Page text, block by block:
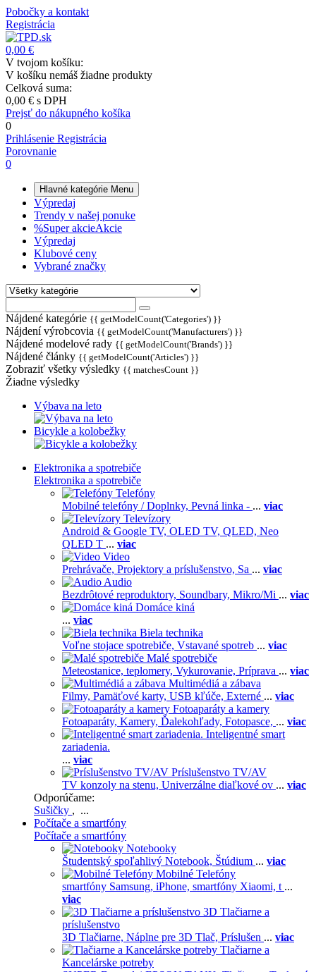
Pobočky a kontakt
Registrácia
0,00 €
V tvojom košíku:
V košíku nemáš žiadne produkty
Celková suma:
0,00 € s DPH
Prejsť do nákupného košíka
0
Prihlásenie Registrácia
Porovnanie
0
Hlavné kategórie Menu
Výpredaj
Trendy v našej ponuke
%Super akcieAkcie
Výpredaj
Klubové ceny
Vybrané značky
Nájdené kategórie {{ getModelCount('Categories') }}
Nájdení výrobcovia {{ getModelCount('Manufacturers') }}
Nájdené modelové rady {{ getModelCount('Brands') }}
Nájdené články {{ getModelCount('Articles') }}
Zobraziť všetky výsledky {{ matchesCount }}
Žiadne výsledky
Výbava na leto
Bicykle a kolobežky
Elektronika a spotrebiče
Elektronika a spotrebiče
Telefóny
Mobilné telefóny / Doplnky, Pevná linka - ... viac
Televízory
Android & Google TV, OLED TV, QLED, Neo
QLED T ... viac
Video
Prehrávače, Projektory a príslušenstvo, Sa ... viac
Audio
Bezdrôtové reproduktory, Soundbary, Mikro/Mi ... viac
Domáce kiná
... viac
Biela technika
Voľne stojace spotrebiče, Vstavané spotreb ... viac
Malé spotrebiče
Meteostanice, teplomery, Vykurovanie, Príprava ... viac
Multimédiá a zábava
Filmy, Pamäťové karty, USB kľúče, Externé ... viac
Fotoaparáty a kamery
Fotoaparáty, Kamery, Ďalekohľady, Fotopasce, ... viac
Inteligentné smart
zariadenia.
... viac
Príslušenstvo TV/AV
TV konzoly na stenu, Univerzálne diaľkové ov ... viac
Odporúčame:
Sušičky , ...
Počítače a smartfóny
Počítače a smartfóny
Notebooky
Študentský spoľahlivý Notebook, Štúdium ... viac
Mobilné Telefóny
smartfóny Samsung, iPhone, smartfóny Xiaomi, t ...
viac
3D Tlačiarne a
príslušenstvo
3D Tlačiarne, Náplne pre 3D Tlač, Príslušen ... viac
Tlačiarne a
Kancelárske potreby